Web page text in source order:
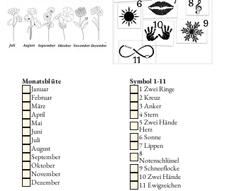
Monatsblüte
Januar
Februar
März
April
Mai
Juni
Juli
August
September
Oktober
November
Dezember
Symbol 1-11
1 Zwei Ringe
2 Kreuz
3 Anker
4 Stern
5 Zwei Hände
Herz
6 Sonne
7 Lippen
8
Notenschlüssel
9 Schneeflocke
10 Zwei Hände
11 Ewigzeichen